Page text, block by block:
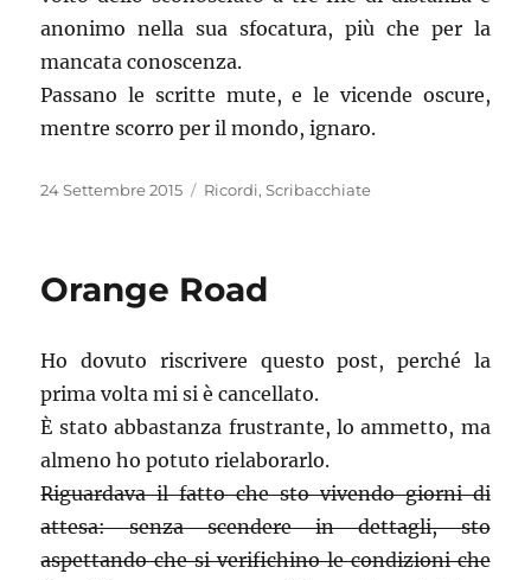
anonimo nella sua sfocatura, più che per la
mancata conoscenza.
Passano le scritte mute, e le vicende oscure,
mentre scorro per il mondo, ignaro.
Pubblicato
24 Settembre 2015 Categorie
Ricordi,Scribacchiate
Orange Road
Ho dovuto riscrivere questo post, perché la
prima volta mi si è cancellato.
È stato abbastanza frustrante, lo ammetto, ma
almeno ho potuto rielaborarlo.
Riguardava il fatto che sto vivendo giorni di
attesa: senza scendere in dettagli, sto
aspettando che si verifichino le condizioni che